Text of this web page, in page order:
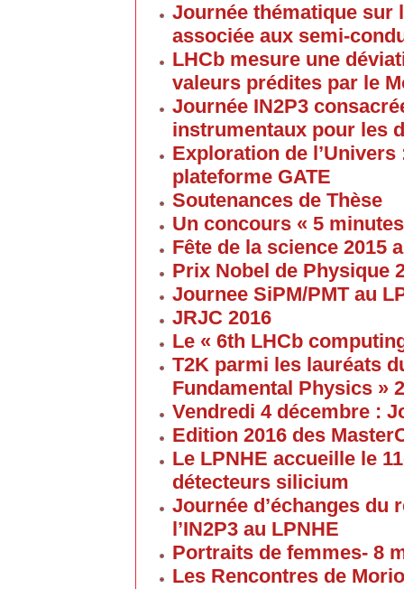
Journée thématique sur
associée aux semi-
LHCb mesure une
valeurs prédites par le
Journée IN2P3
instrumentaux pour les
Exploration de
plateforme GATE
Soutenances de Thèse
Un concours « 5
Fête de la science 2015
Prix Nobel de Physique
Journee SiPM/PMT au
JRJC 2016
Le « 6th LHCb
T2K parmi les lauréats
Fundamental Physics »
Vendredi 4 décembre :
Edition 2016 des
Le LPNHE accueille le
détecteurs silicium
Journée d’échanges du
l’IN2P3 au LPNHE
Portraits de femmes- 8
Les Rencontres de